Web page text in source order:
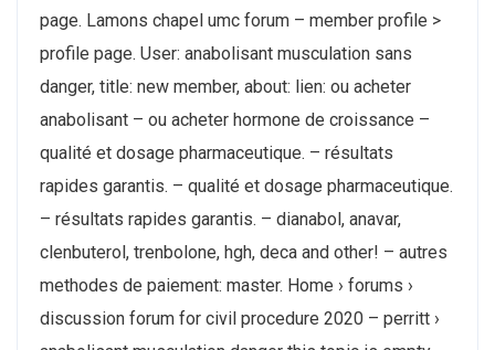
page. Lamons chapel umc forum – member profile >
profile page. User: anabolisant musculation sans
danger, title: new member, about: lien: ou acheter
anabolisant – ou acheter hormone de croissance –
qualité et dosage pharmaceutique. – résultats
rapides garantis. – qualité et dosage pharmaceutique.
– résultats rapides garantis. – dianabol, anavar,
clenbuterol, trenbolone, hgh, deca and other! – autres
methodes de paiement: master. Home › forums ›
discussion forum for civil procedure 2020 – perritt ›